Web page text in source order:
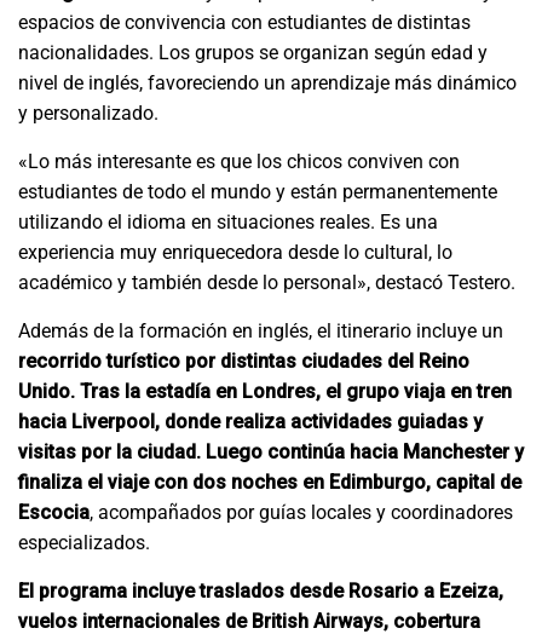
espacios de convivencia con estudiantes de distintas
nacionalidades. Los grupos se organizan según edad y
nivel de inglés, favoreciendo un aprendizaje más dinámico
y personalizado.
«Lo más interesante es que los chicos conviven con
estudiantes de todo el mundo y están permanentemente
utilizando el idioma en situaciones reales. Es una
experiencia muy enriquecedora desde lo cultural, lo
académico y también desde lo personal», destacó Testero.
Además de la formación en inglés, el itinerario incluye un
recorrido turístico por distintas ciudades del Reino
Unido. Tras la estadía en Londres, el grupo viaja en tren
hacia Liverpool, donde realiza actividades guiadas y
visitas por la ciudad. Luego continúa hacia Manchestery
finaliza el viaje con dos noches en Edimburgo, capital de
Escocia, acompañados por guías locales y coordinadores
especializados.
El programa incluye traslados desde Rosario a Ezeiza,
vuelos internacionales de British Airways, cobertura